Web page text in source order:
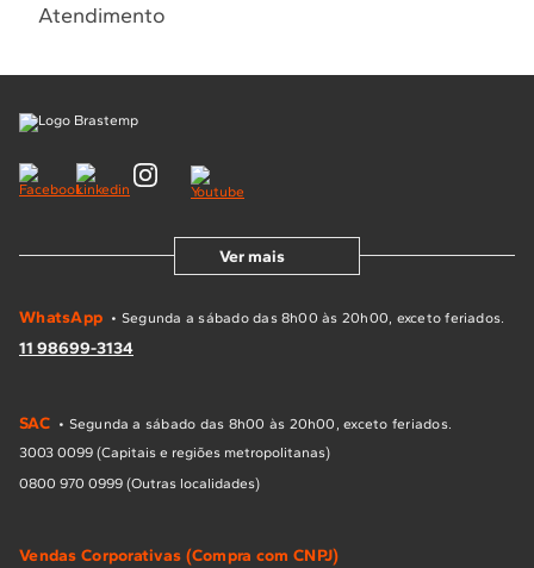
Atendimento
Ver mais
WhatsApp • Segunda a sábado das 8h00 às 20h00, exceto feriados.
11 98699-3134
SAC • Segunda a sábado das 8h00 às 20h00, exceto feriados.
3003 0099 (Capitais e regiões metropolitanas)
0800 970 0999 (Outras localidades)
Vendas Corporativas (Compra com CNPJ)